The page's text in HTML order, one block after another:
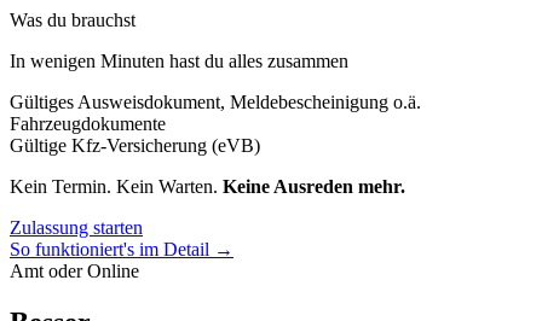
Was du brauchst
In wenigen Minuten hast du alles zusammen
Gültiges Ausweisdokument, Meldebescheinigung o.ä.
Fahrzeugdokumente
Gültige Kfz-Versicherung (eVB)
Kein Termin. Kein Warten. Keine Ausreden mehr.
Zulassung starten
So funktioniert's im Detail →
Amt oder Online